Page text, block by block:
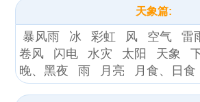
天象篇:
暴风雨 冰 彩虹 风 空气 雷
卷风
闪电 水灾 太阳 天象
晚、黑夜
雨 月亮 月食、日食